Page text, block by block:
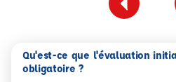
Qu'est-ce que l'évaluation
obligatoire ?